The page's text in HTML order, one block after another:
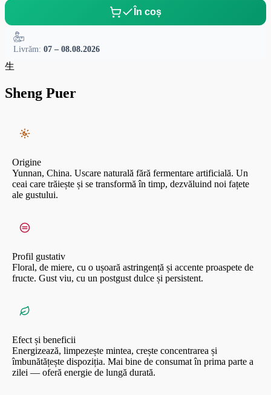
miere. Acest sheng nu e despre gusturi zgomotoase, ci despre un joc rafinat
al luminii, prospețimii și energiei subtile. Revigorează, stimulează gândirea,
învioră percepția și ajută la o reîncărcare ușoară, asemenea unei guri de aer
rece în umbra arborilor de ceai.
«Flori Bindao» — pentru cei care simt starea nu în cuvinte, ci în respirația
În coș
Livrăm: 07 – 08.08.2026
生
Sheng Puer
Origine
Yunnan, China. Uscare naturală fără fermentare artificială. Un
ceai care trăiește și se transformă în timp, dezvăluind noi fațete
ale gustului.
Profil gustativ
Floral, de miere, cu o ușoară astringență și accente proaspete de
fructe. Gust viu, cu un postgust dulce și persistent.
Efect și beneficii
Energizează, limpezește mintea, crește concentrarea și
îmbunătățește dispoziția. Mai bine de consumat în prima parte a
zilei — oferă energie de lungă durată.